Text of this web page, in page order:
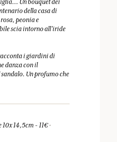
della casa di
peonia e
scia intorno all'iride
i giardini di
danza con il
Un profumo che
10x 14,5cm - 11€•